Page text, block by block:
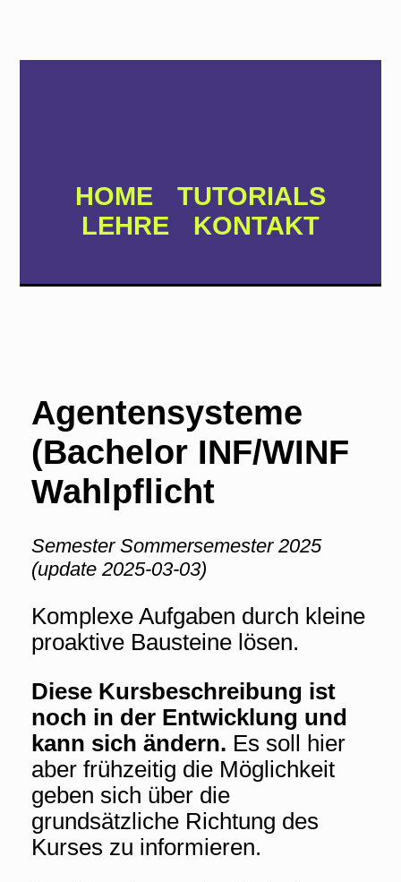
HOME
TUTORIALS
LEHRE
KONTAKT
Agentensysteme
(Bachelor INF/WINF
Wahlpflicht
Semester Sommersemester 2025
(update 2025-03-03)
Komplexe Aufgaben durch kleine
proaktive Bausteine lösen.
Diese Kursbeschreibung ist
noch in der Entwicklung und
kann sich ändern. Es soll hier
aber frühzeitig die Möglichkeit
geben sich über die
grundsätzliche Richtung des
Kurses zu informieren.